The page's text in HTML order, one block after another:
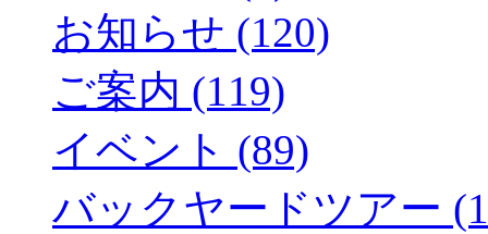
お知らせ (120)
ご案内 (119)
イベント (89)
バックヤードツアー